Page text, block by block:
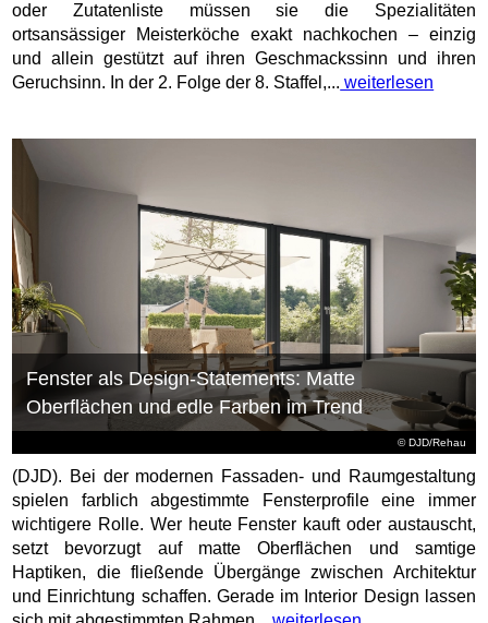
oder Zutatenliste müssen sie die Spezialitäten
ortsansässiger Meisterköche exakt nachkochen – einzig
und allein gestützt auf ihren Geschmackssinn und ihren
Geruchsinn. In der 2. Folge der 8. Staffel,... weiterlesen
© DJD/Rehau
Fenster als Design-Statements: Matte
Oberflächen und edle Farben im Trend
(DJD). Bei der modernen Fassaden- und Raumgestaltung
spielen farblich abgestimmte Fensterprofile eine immer
wichtigere Rolle. Wer heute Fenster kauft oder austauscht,
setzt bevorzugt auf matte Oberflächen und samtige
Haptiken, die fließende Übergänge zwischen Architektur
und Einrichtung schaffen. Gerade im Interior Design lassen